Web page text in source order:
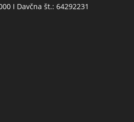
I Davčna št.: 64292231